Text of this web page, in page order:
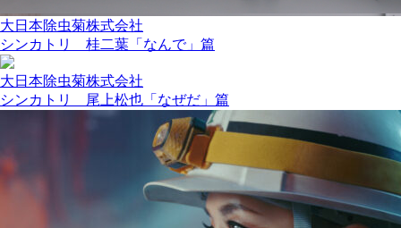
大日本除虫菊株式会社
シンカトリ 桂二葉「なんで」篇
大日本除虫菊株式会社
シンカトリ 尾上松也「なぜだ」篇